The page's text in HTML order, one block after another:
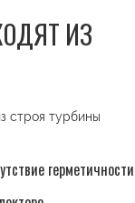
ИЗ
строя турбины
герметичности